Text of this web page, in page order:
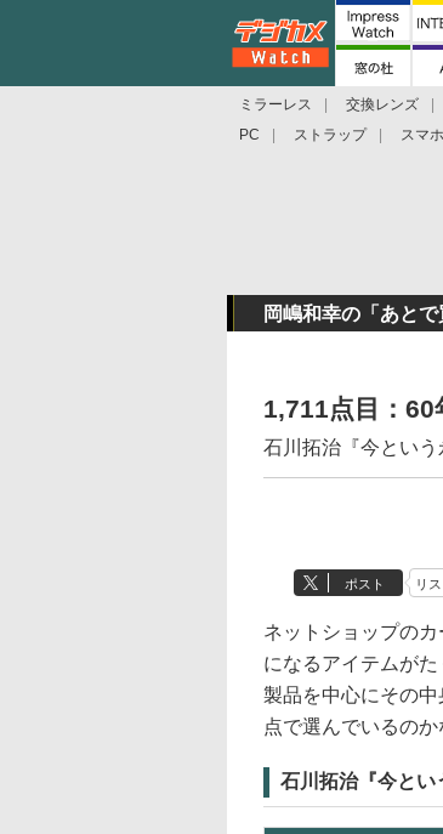
ミラーレス 交換レンズ
PC
ストラップ スマホ
岡嶋和幸の「あとで
1,711点目：
石川拓治『今とい
ポスト リス
ネットショップの
になるアイテムが
製品を中心にその
点で選んでいるの
石川拓治『今と